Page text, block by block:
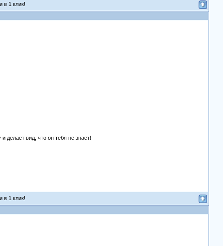
в 1 клик!
делает вид, что он тебя не знает!
в 1 клик!